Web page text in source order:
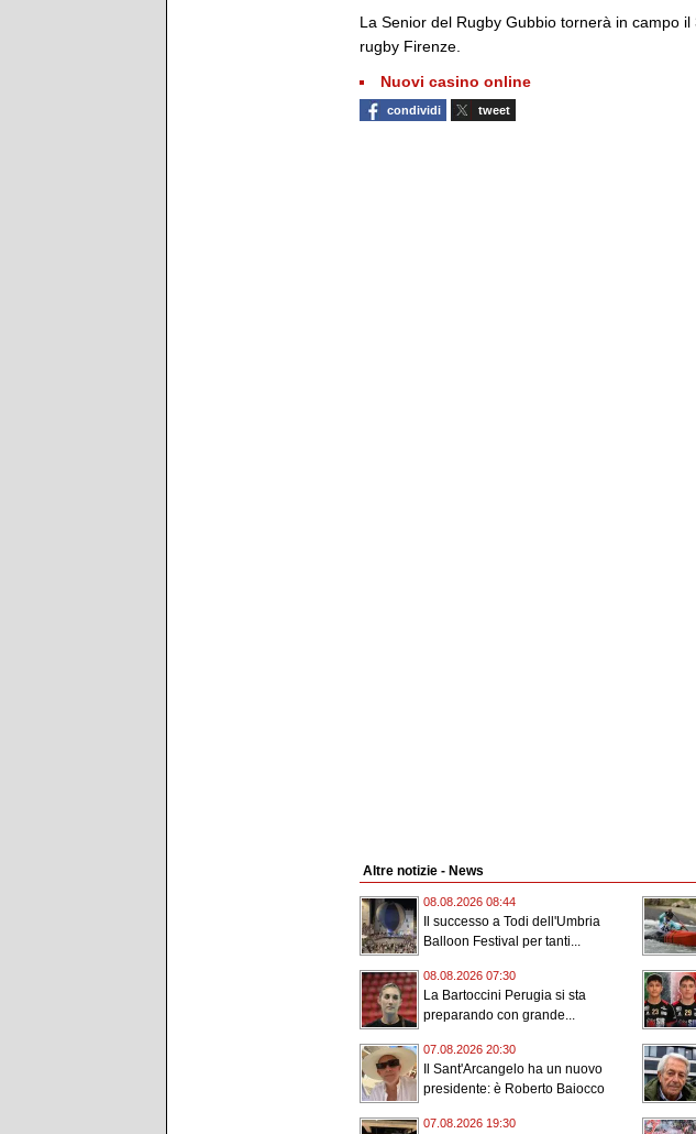
La Senior del Rugby Gubbio tornerà in campo
rugby Firenze.
Nuovi casino online
condividi tweet
Altre notizie - News
08.08.2026 08:44
Il successo a Todi dell'Umbria
Balloon Festival per tanti...
08.08.2026 07:30
La Bartoccini Perugia si sta
preparando con grande...
07.08.2026 20:30
Il Sant'Arcangelo ha un nuovo
presidente: è Roberto Baiocco
07.08.2026 19:30